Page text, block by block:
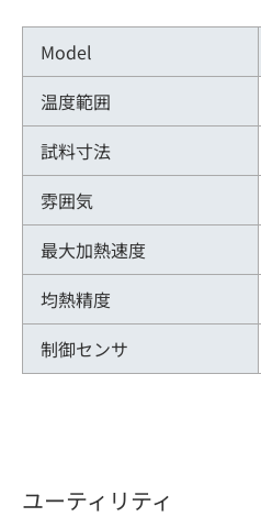
Model
温度範囲
試料寸法
雰囲気
最大加熱速度
均熱精度
制御センサ
ユーティリティ